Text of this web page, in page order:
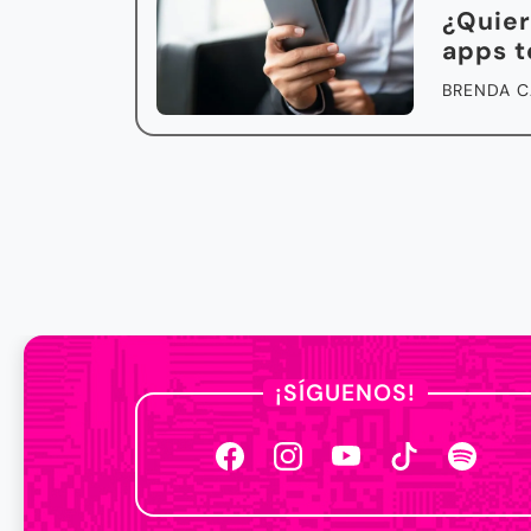
apps
BRENDA
¡SÍGUENOS!